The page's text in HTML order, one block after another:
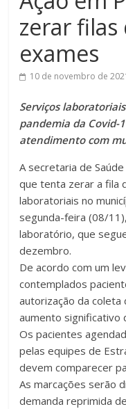
zerar
exames
10 de novembro de
Serviços
pandemia da Covid-
atendimento com
A secretaria de
que tenta zerar a fila
laboratoriais no
segunda-feira (08/
laboratório, que
dezembro.
De acordo com um
contemplados
autorização da
aumento significativo
Os pacientes
pelas equipes de
devem comparecer
As marcações serão
demanda reprimida